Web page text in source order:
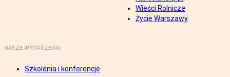
Wieści Rolnicze
Życie Warszawy
NASZE WYDARZENIA
Szkolenia i konferencje